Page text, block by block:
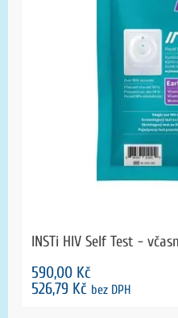
INSTi HIV Self Test -
590,00 Kč
526,79 Kč bez DPH